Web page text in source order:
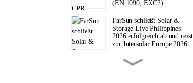
(EN 1090, EXC2)
FarSun schließt Solar &
Storage Live Philippines
2026 erfolgreich ab und reist
zur Intersolar Europe 2026.
FarSun wurde im
Geschäftsjahr 2026 von